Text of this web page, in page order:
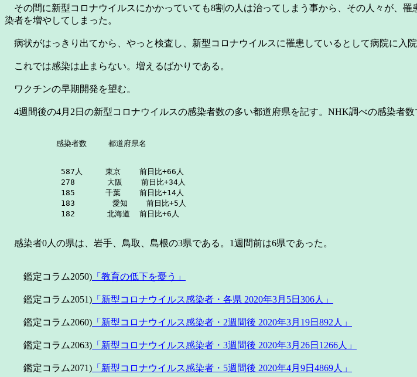
その間に新型コロナウイルスにかかっていても8割の人は治ってしまう事から、その人々が、
染者を増やしてしまった。
病状がはっきり出てから、やっと検査し、新型コロナウイルスに罹患しているとして病院に入院
これでは感染は止まらない。増えるばかりである。
ワクチンの早期開発を望む。
4週間後の4月2日の新型コロナウイルスの感染者数の多い都道府県を記す。NHK調べの感染者数
            587人　　　東京    前日比+66人
            278　　  　大阪    前日比+34人
            185　　　　千葉    前日比+14人
            183        愛知    前日比+5人
            182  　　　北海道  前日比+6人
感染者0人の県は、岩手、鳥取、島根の3県である。1週間前は6県であった。
鑑定コラム2050) 「教育の低下を憂う」
鑑定コラム2051) 「新型コロナウイルス感染者・各県 2020年3月5日306人」
鑑定コラム2060) 「新型コロナウイルス感染者・2週間後 2020年3月19日892人」
鑑定コラム2063) 「新型コロナウイルス感染者・3週間後 2020年3月26日1266人」
鑑定コラム2071) 「新型コロナウイルス感染者・5週間後 2020年4月9日4869人」